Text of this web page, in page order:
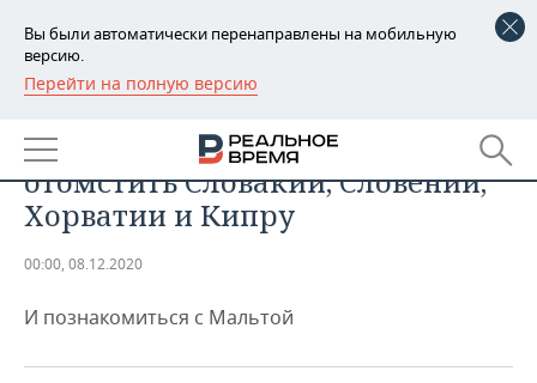
Вы были автоматически перенаправлены на мобильную
версию.
Перейти на полную версию
РЕГИОНЫ
БАШКОРТОСТАН
ТАТАРСТАН
НОВОСТИ
АНАЛИТИКА
ДЕКЛАРАЦИИ О ДОХОДАХ
КОРОЛИ ГОСЗАКАЗА ПФО
НОВОСТИ ЭКОНОМИКИ
ФИНАНСЫ
ПРОМЫШЛЕННОСТЬ
НОВОСТИ
НЕДВИЖИМОСТЬ
Отличный выбор! Можно
отомстить Словакии, Словении,
Хорватии и Кипру
00:00, 08.12.2020
И познакомиться с Мальтой